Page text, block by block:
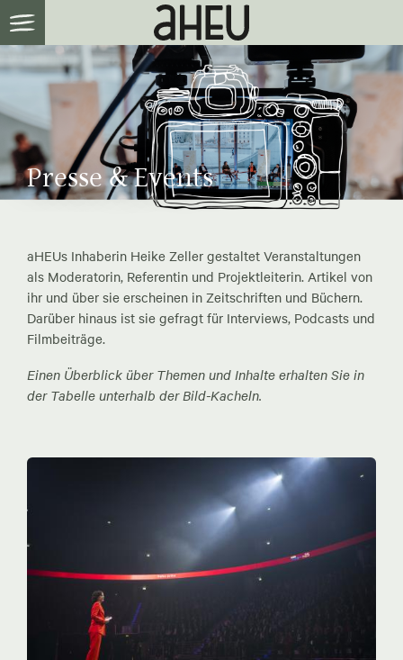
Presse & Events
aHEUs Inhaberin Heike Zeller gestaltet Veranstaltungen
als Moderatorin, Referentin und Projektleiterin. Artikel von
ihr und über sie erscheinen in Zeitschriften und Büchern.
Darüber hinaus ist sie gefragt für Interviews, Podcasts und
Filmbeiträge.
Einen Überblick über Themen und Inhalte erhalten Sie in
der Tabelle unterhalb der Bild-Kacheln.